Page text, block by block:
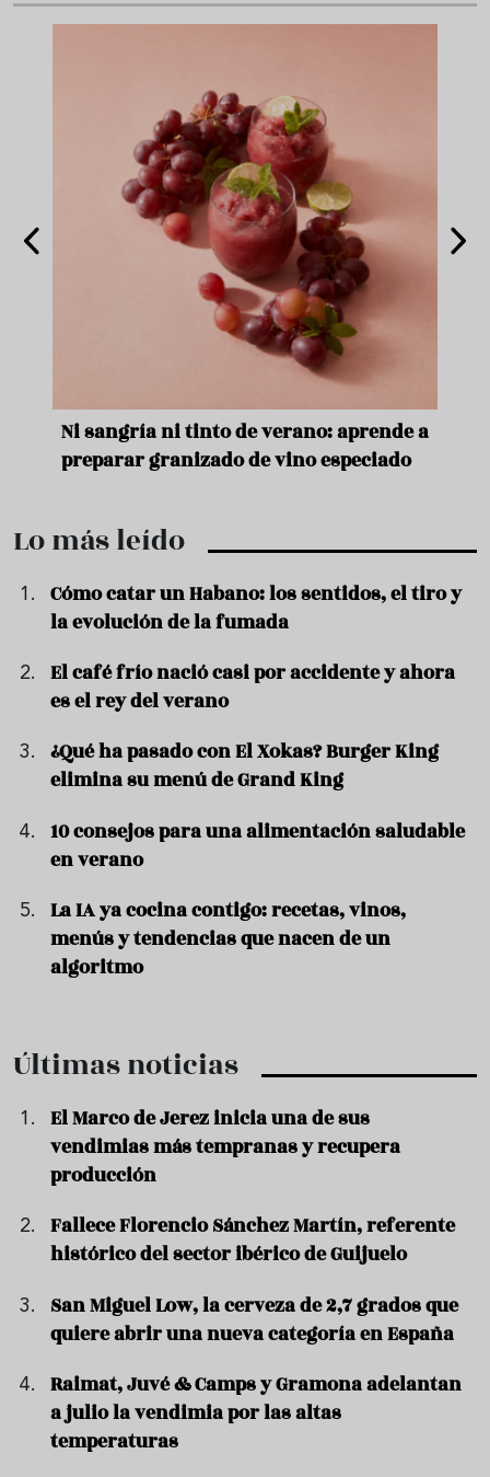
ni tinto de verano: aprende a
granizado de vino especiado
Aceitunas: el
verano
Lo más leído
Cómo catar un Habano: los sentidos, el tiro y
la evolución de la fumada
El café frío nació casi por accidente y ahora
es el rey del verano
¿Qué ha pasado con El Xokas? Burger King
elimina su menú de Grand King
10 consejos para una alimentación saludable
en verano
La IA ya cocina contigo: recetas, vinos,
menús y tendencias que nacen de un
algoritmo
Últimas noticias
El Marco de Jerez inicia una de sus
vendimias más tempranas y recupera
producción
Fallece Florencio Sánchez Martín, referente
histórico del sector ibérico de Guijuelo
San Miguel Low, la cerveza de 2,7 grados que
quiere abrir una nueva categoría en España
Raimat, Juvé & Camps y Gramona adelantan
a julio la vendimia por las altas
temperaturas